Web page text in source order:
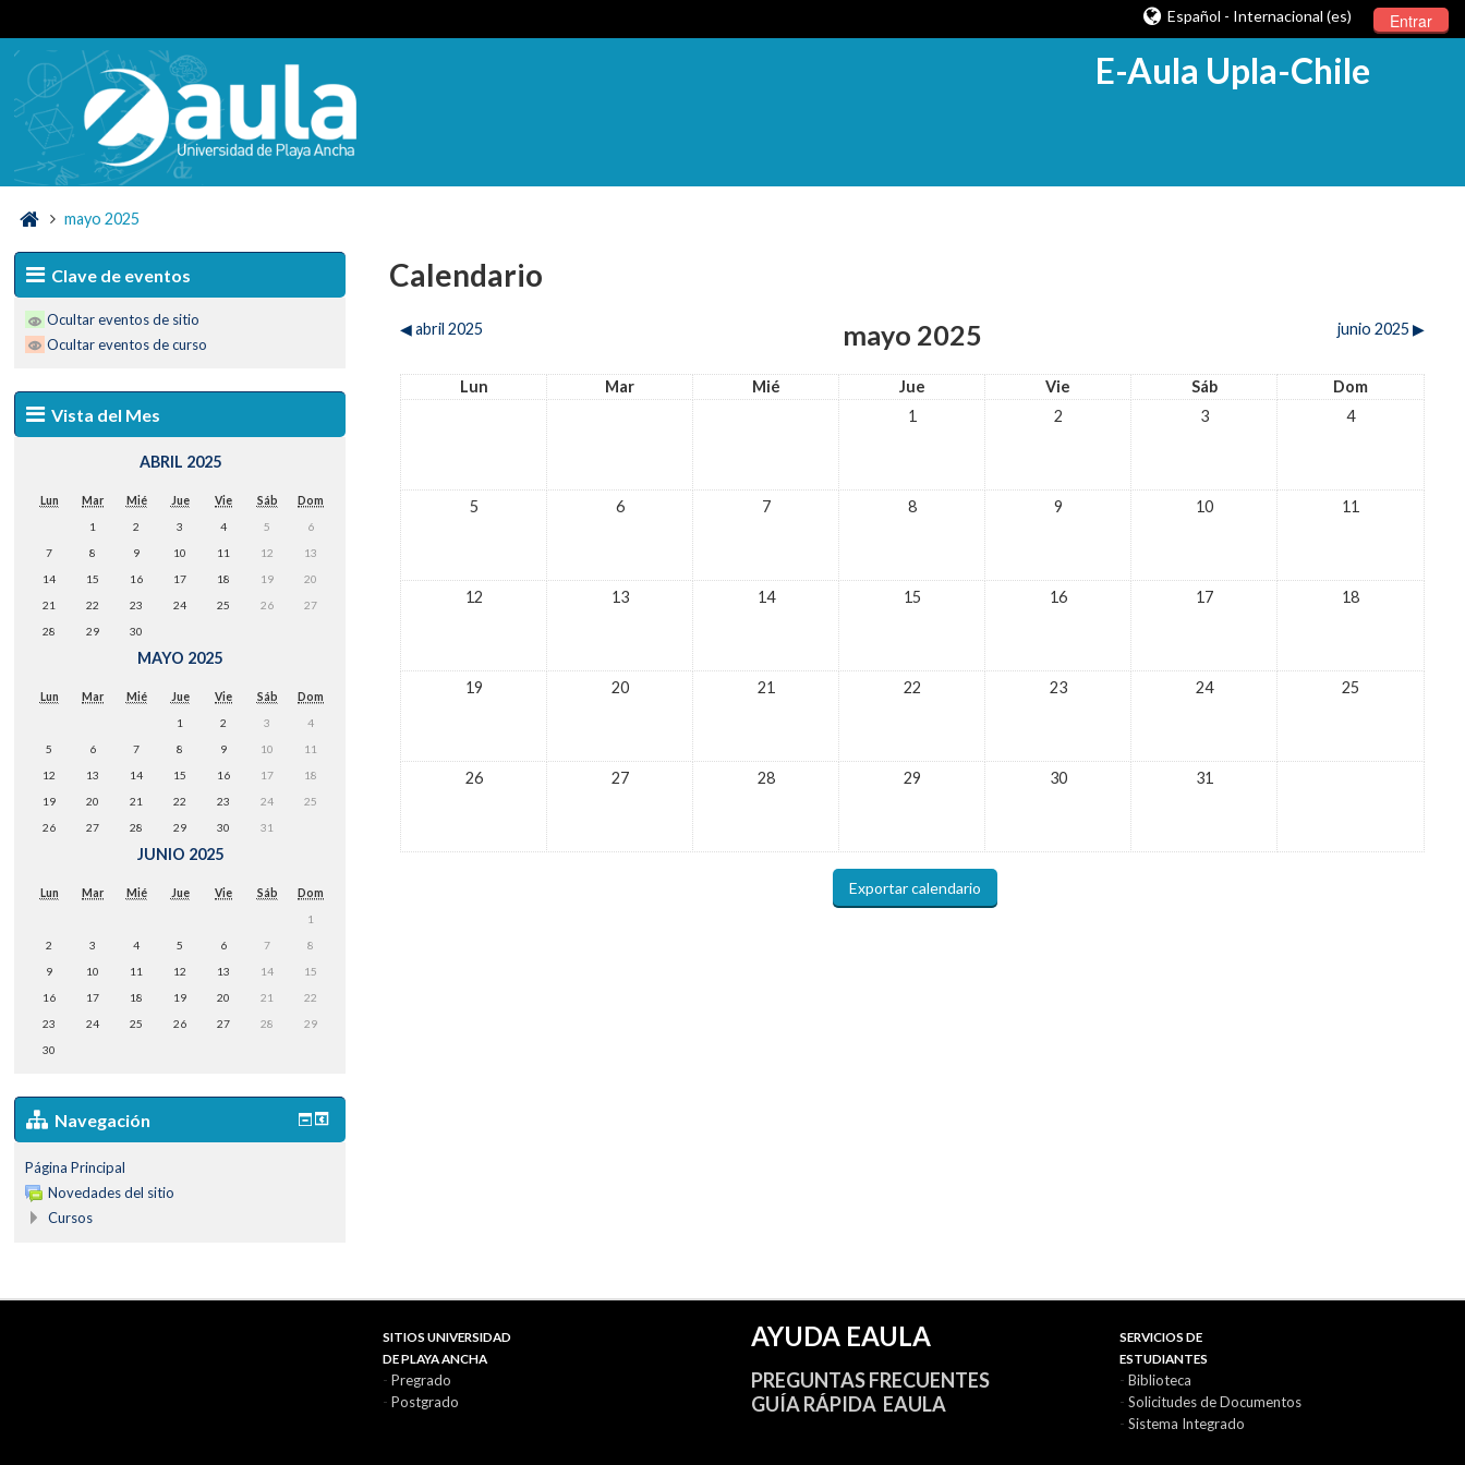
Entrar
Español - Internacional (es)
E-Aula Upla-Chile
mayo 2025
Clave de eventos
Ocultar eventos de sitio
Ocultar eventos de curso
Vista del Mes
ABRIL 2025
Lun Mar Mié Jue Vie Sáb
Dom
1
2 3 4 5
6
7
8 9 10 11 12
13
14
15 16 17 18 19
20
21
22 23 24 25 26
27
28
29 30
MAYO 2025
Lun Mar Mié Jue Vie Sáb
Dom
1
2 3
4
5
6 7 8 9 10
11
12
13 14 15 16 17
18
19
20 21 22 23 24
25
26
27 28 29 30 31
JUNIO 2025
Lun Mar Mié Jue Vie Sáb
Dom
1
2
3 4 5 6 7
8
9
10 11 12 13 14
15
16
17 18 19 20 21
22
23
24 25 26 27 28
29
30
Navegación
Página Principal
Novedades del sitio
Cursos
Calendario
◀︎abril 2025 mayo 2025 junio 2025 ▶︎
Lun Mar Mié Jue Vie Sáb
Dom
1
2 3 4
5 6 7 8 9 10 11
12 13 14 15 16 17 18
19 20 21 22 23 24 25
26 27 28 29 30 31
SITIOS UNIVERSIDAD
DE PLAYA ANCHA
-Pregrado
-Postgrado
AYUDA EAULA
PREGUNTAS FRECUENTES
GUÍA RÁPIDA EAULA
SERVICIOS DE
ESTUDIANTES
- Biblioteca
- Solicitudes de Documentos
- Sistema Integrado